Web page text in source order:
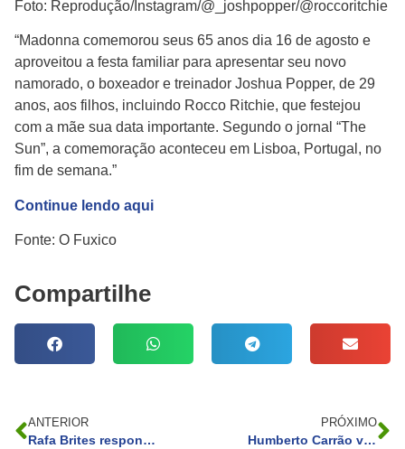
Foto: Reprodução/Instagram/@_joshpopper/@roccoritchie
“Madonna comemorou seus 65 anos dia 16 de agosto e
aproveitou a festa familiar para apresentar seu novo
namorado, o boxeador e treinador Joshua Popper, de 29
anos, aos filhos, incluindo Rocco Ritchie, que festejou
com a mãe sua data importante. Segundo o jornal “The
Sun”, a comemoração aconteceu em Lisboa, Portugal, no
fim de semana.”
Continue lendo aqui
Fonte: O Fuxico
Compartilhe
ANTERIOR
Rafa Brites responde após ser chamada de ‘feia’ e ‘desleixada’ nas redes sociais: ‘É esse o jeito que eu tô’
PRÓXIMO
Humberto Carrão viverá dois personagens no remake da novela ‘Renascer’